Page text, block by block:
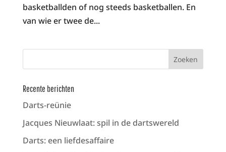
basketballden of nog steeds basketballen. En
van wie er twee de...
Recente berichten
Darts-reünie
Jacques Nieuwlaat: spil in de dartswereld
Darts: een liefdesaffaire